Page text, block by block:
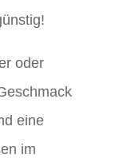
oder
eine
im